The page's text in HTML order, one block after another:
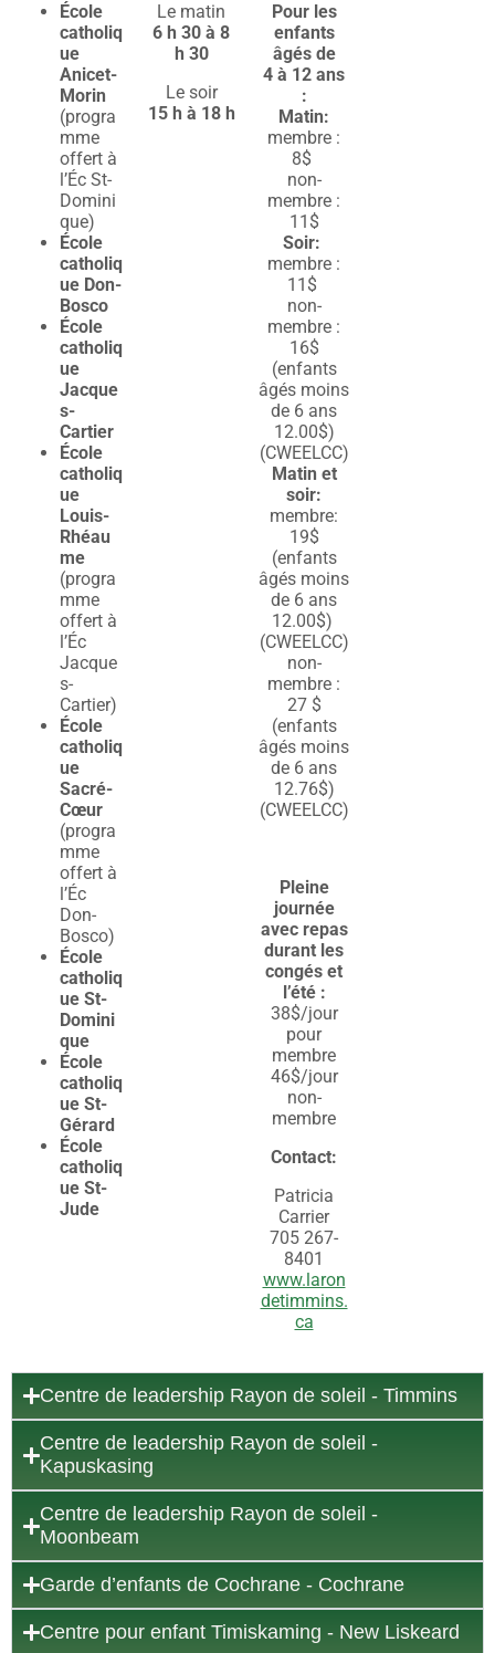
École
catholiq
ue
Anicet-
Morin
(progra
mme
offert à
l’Éc St-
Domini
que)
École
catholiq
ue Don-
Bosco
École
catholiq
ue
Jacque
s-
Cartier
École
catholiq
ue
Louis-
Rhéau
me
(progra
mme
offert à
l’Éc
Jacque
s-
Cartier)
École
catholiq
ue
Sacré-
Cœur
(progra
mme
offert à
l’Éc
Don-
Bosco)
École
catholiq
ue St-
Domini
que
École
catholiq
ue St-
Gérard
École
catholiq
ue St-
Jude
Le matin
6 h 30 à 8
h 30
Le soir
15 h à 18 h
Pour les
enfants
âgés de
4 à 12 ans
:
Matin:
membre :
8$
non-
membre :
11$
Soir:
membre :
11$
non-
membre :
16$
(enfants
âgés moins
de 6 ans
12.00$)
(CWEELCC)
Matin et
soir:
membre:
19$
(enfants
âgés moins
de 6 ans
12.00$)
(CWEELCC)
non-
membre :
27 $
(enfants
âgés moins
de 6 ans
12.76$)
(CWEELCC)
Pleine
journée
avec repas
durant les
congés et
l’été :
38$/jour
pour
membre
46$/jour
non-
membre
Contact:
Patricia
Carrier
705 267-
8401
www.laron
detimmins.
ca
Centre de leadership Rayon de soleil - Timmins
Centre de leadership Rayon de soleil -
Kapuskasing
Centre de leadership Rayon de soleil -
Moonbeam
Garde d’enfants de Cochrane - Cochrane
Centre pour enfant Timiskaming - New Liskeard